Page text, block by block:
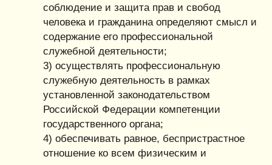
соблюдение и защита прав и свобод
человека и гражданина определяют смысл и
содержание его профессиональной
служебной деятельности;
3) осуществлять профессиональную
служебную деятельность в рамках
установленной законодательством
Российской Федерации компетенции
государственного органа;
4) обеспечивать равное, беспристрастное
отношение ко всем физическим и